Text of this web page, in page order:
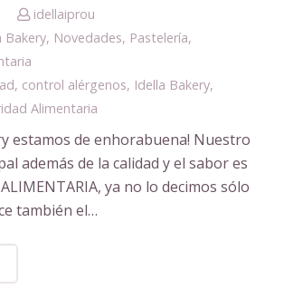
idellaiprou
Bakery, Novedades, Pastelería,
, control alérgenos, Idella Bakery,
Alimentaria
estamos de enhorabuena! Nuestro
además de la calidad y el sabor es
ALIMENTARIA, ya no lo decimos sólo
también el…